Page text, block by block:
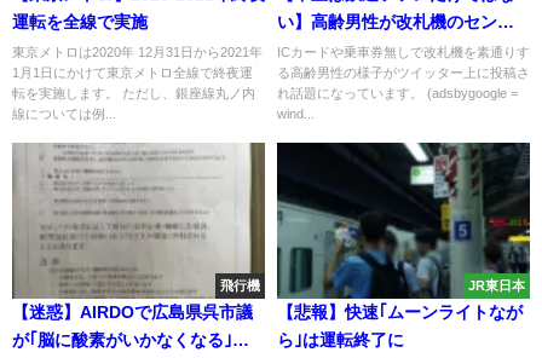
運転を全線で実施
東京メトロは2020年 12月31日から2021年
1月1日にかけて東京メトロ全線で終夜運
転を実施します。 ただし、銀座線丸ノ内
線については例...
い】高齢男性が改札機のセンサ
ーを本で隠して無賃乗車 慣れた
手つきで常習的な犯行
ICカードや乗車券無しで改札機を素通りす
る高齢男性の様子がツイッター上に投稿さ
れ話題になっています。 (adsbygoogle =
wind...
飛行機
【迷惑】AIRDOで広島県呉市議
が｢脳に酸素がいかなくなる｣と
JR東日本
【悲報】快速｢ムーンライトなが
ら｣は運転終了に